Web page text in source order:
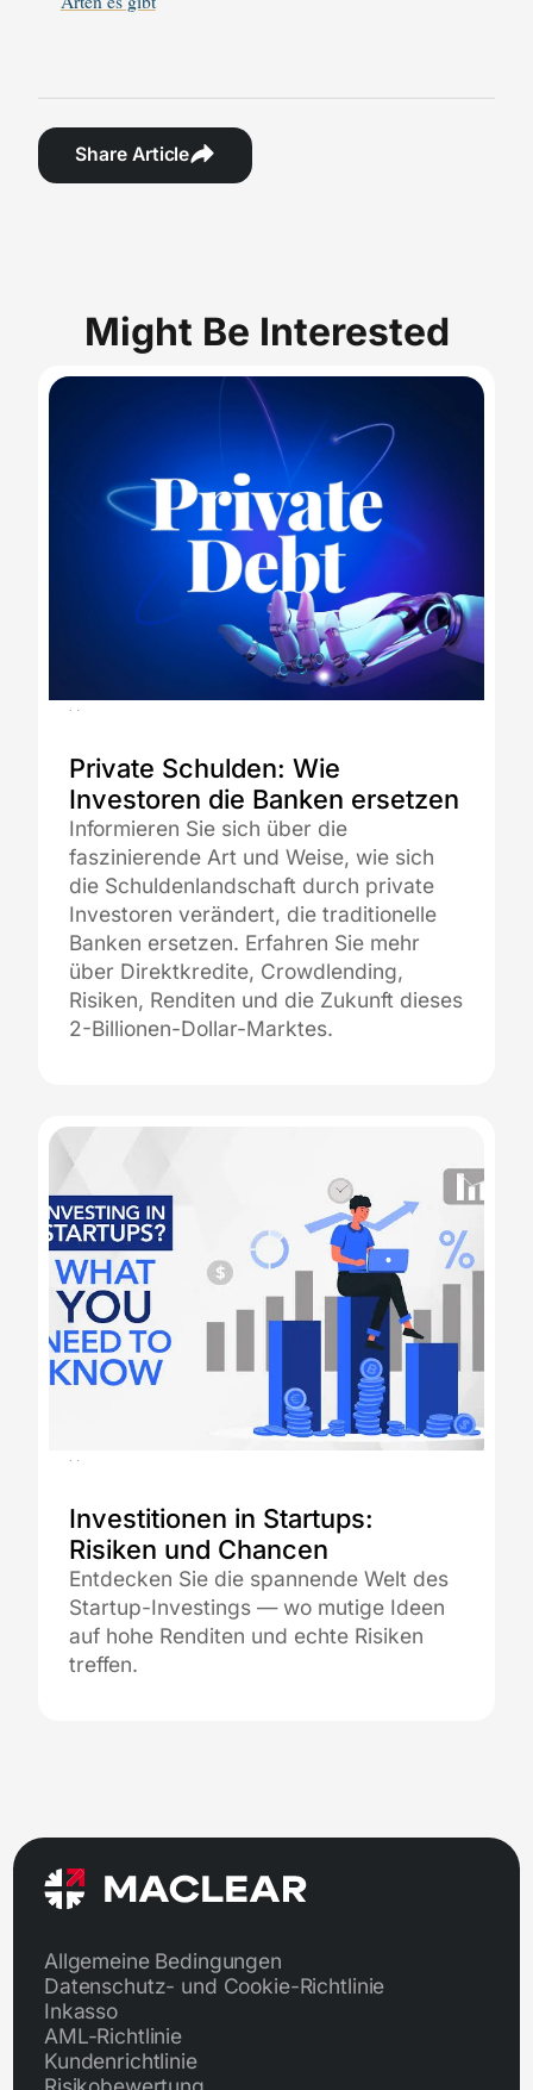
Share Article
Might Be Interested
Private Schulden: Wie
Investoren die Banken ersetzen
Informieren Sie sich über die
faszinierende Art und Weise, wie sich
die Schuldenlandschaft durch private
Investoren verändert, die traditionelle
Banken ersetzen. Erfahren Sie mehr
über Direktkredite, Crowdlending,
Risiken, Renditen und die Zukunft dieses
2-Billionen-Dollar-Marktes.
Investitionen in Startups:
Risiken und Chancen
Entdecken Sie die spannende Welt des
Startup-Investings — wo mutige Ideen
auf hohe Renditen und echte Risiken
treffen.
Allgemeine Bedingungen
Datenschutz- und Cookie-Richtlinie
Inkasso
AML-Richtlinie
Kundenrichtlinie